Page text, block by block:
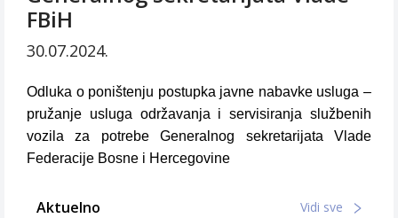
FBiH
30.07.2024.
Odluka o poništenju postupka javne nabavke usluga –
pružanje usluga održavanja i servisiranja službenih
vozila za potrebe Generalnog sekretarijata Vlade
Federacije Bosne i Hercegovine
Aktuelno Vidi sve